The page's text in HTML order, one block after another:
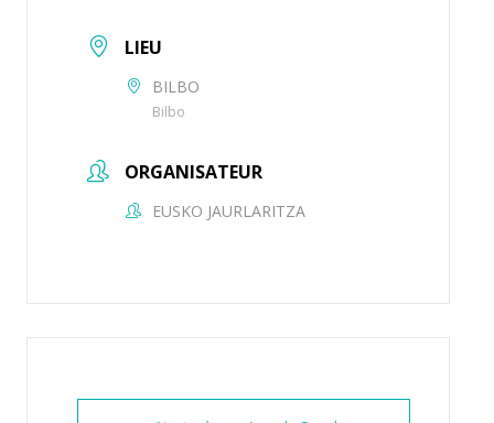
LIEU
BILBO
Bilbo
ORGANISATEUR
EUSKO JAURLARITZA